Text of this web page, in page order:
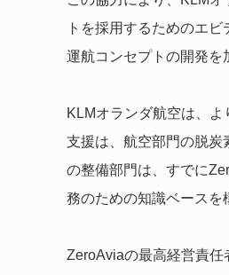
トを採用するためのエ
運航コンセプトの開発を
KLMオランダ航空は、
支援は、航空部門の脱炭
の整備部門は、すでに
務のための知識ベースを
ZeroAviaの最高経営責任